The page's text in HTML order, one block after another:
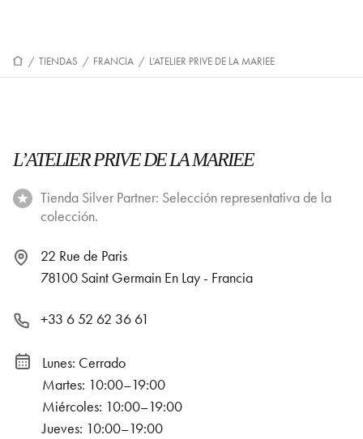
/ TIENDAS / FRANCIA / L’ATELIER PRIVE DE LA MARIEE
L’ATELIER PRIVE DE LA MARIEE
Tienda Silver Partner: Selección representativa de la
colección.
22 Rue de Paris
78100 Saint Germain En Lay - Francia
+33 6 52 62 36 61
Lunes: Cerrado
Martes: 10:00–19:00
Miércoles: 10:00–19:00
Jueves: 10:00–19:00